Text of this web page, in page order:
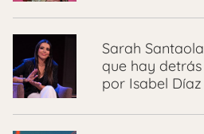
Sarah
que hay
por Isabel